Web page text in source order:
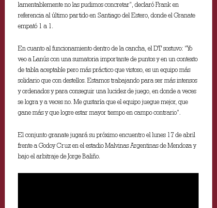
lamentablemente no las pudimos concretar”, declaró Frank en
referencia al último partido en Santiago del Estero, donde el Granate
empató 1 a 1.
En cuanto al funcionamiento dentro de la cancha, el DT sostuvo: “Yo
veo a Lanús con una sumatoria importante de puntos y en un contexto
de tabla aceptable pero más práctico que vistoso, es un equipo más
solidario que con destellos. Estamos trabajando para ser más intensos
y ordenados y para conseguir una lucidez de juego, en donde a veces
se logra y a veces no. Me gustaría que el equipo juegue mejor, que
gane más y que logre estar mayor tiempo en campo contrario”.
El conjunto granate jugará su próximo encuentro el lunes 17 de abril
frente a Godoy Cruz en el estadio Malvinas Argentinas de Mendoza y
bajo el arbitraje de Jorge Baliño.